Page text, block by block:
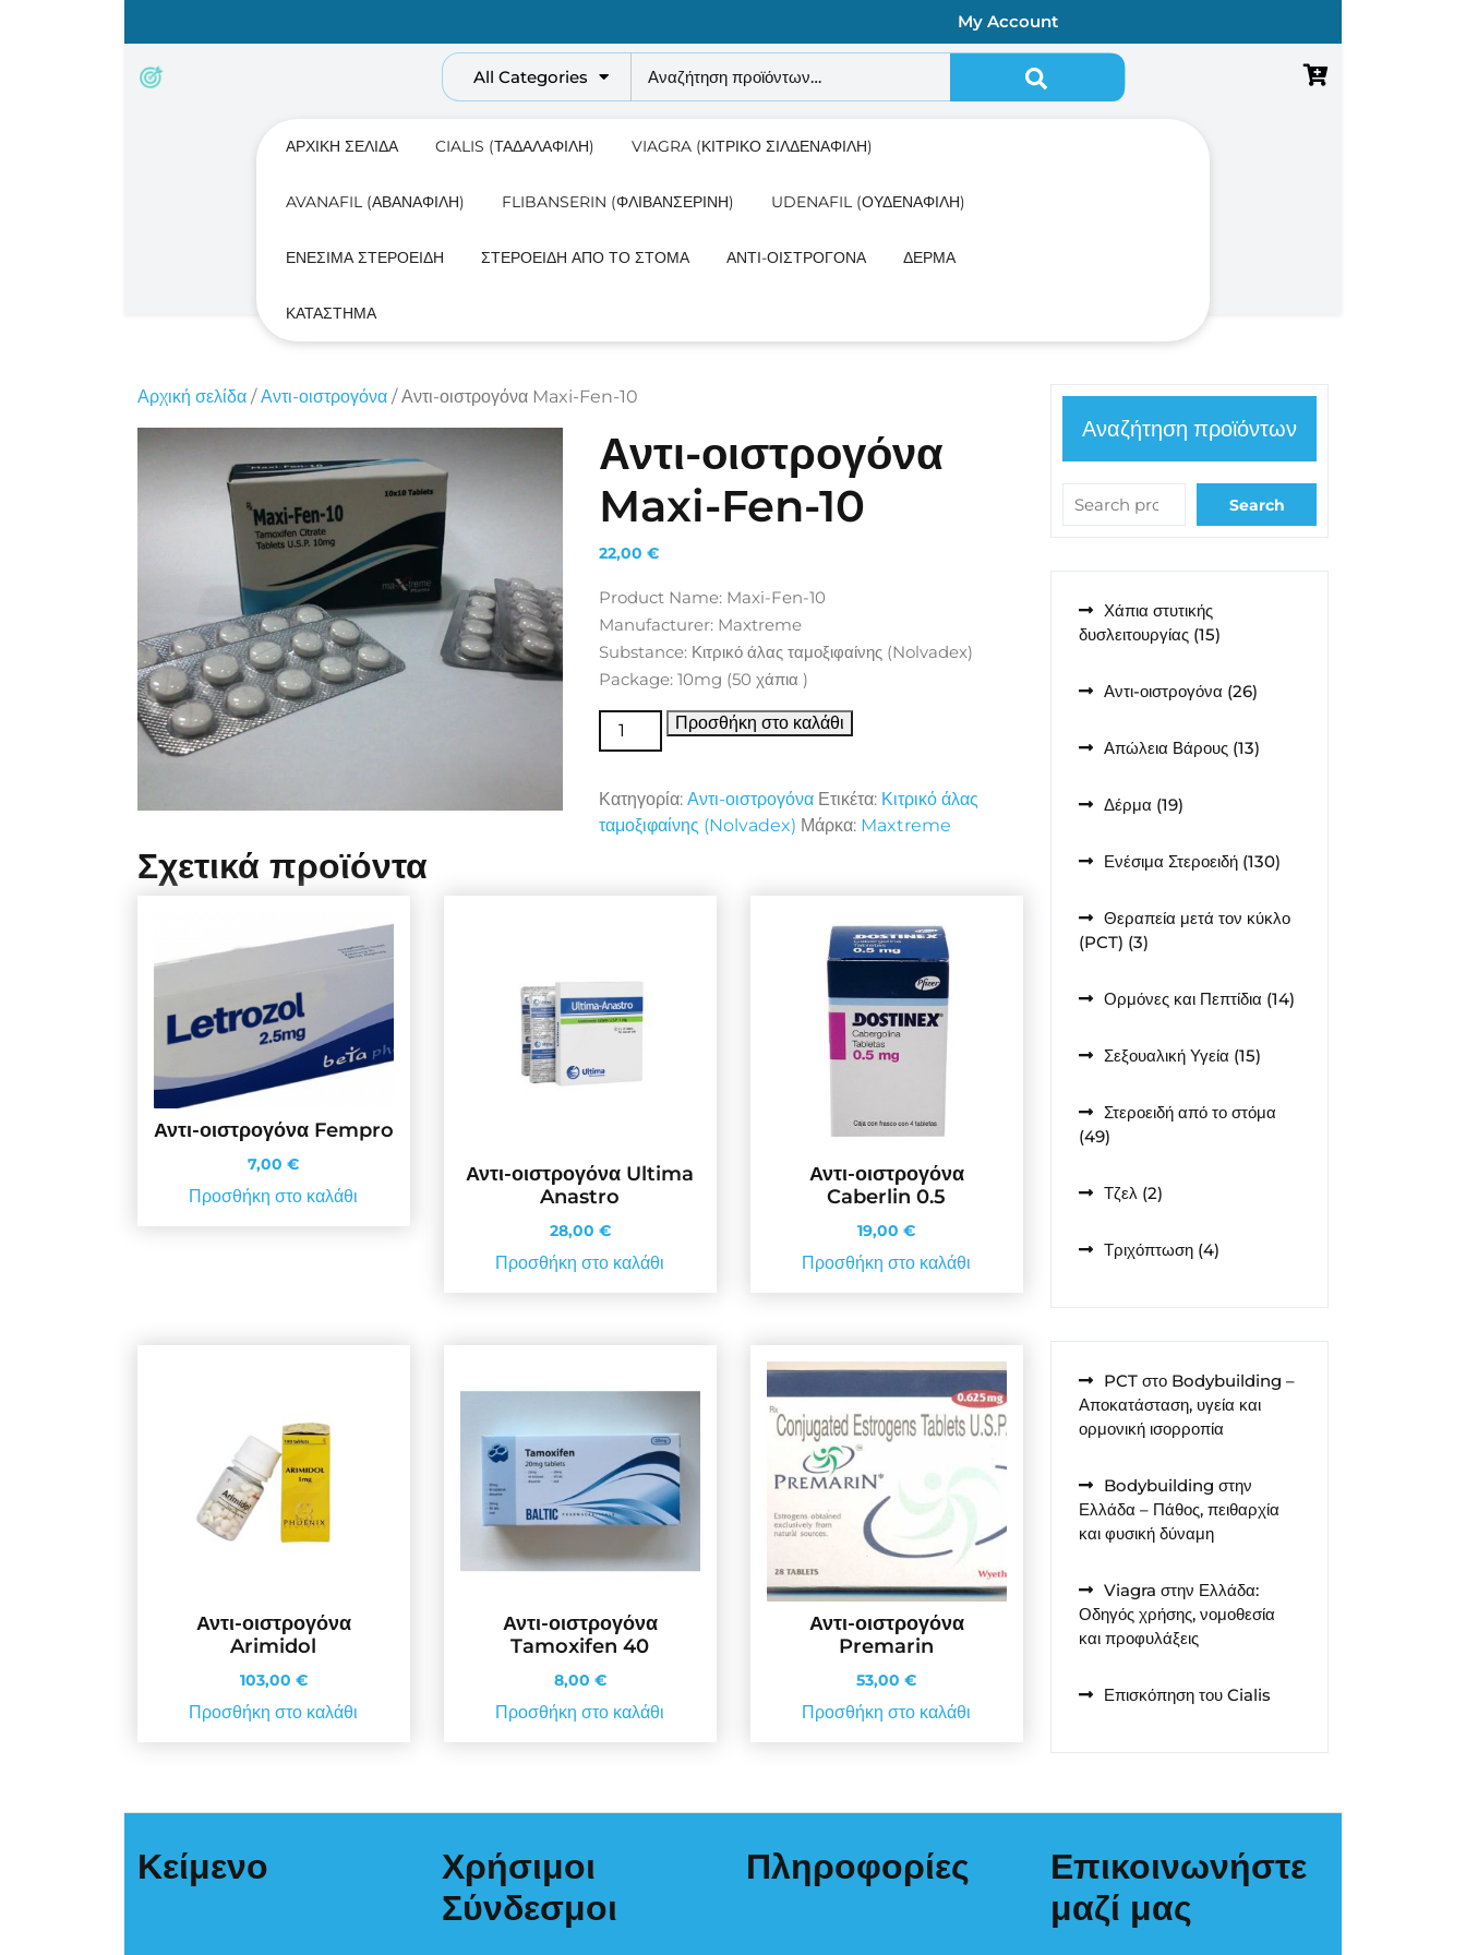
content
My Account
All Categories
Αναζήτηση για:
ΑΡΧΙΚΉ ΣΕΛΊΔΑ CIALIS (ΤΑΔΑΛΑΦΊΛΗ) VIAGRA (ΚΙΤΡΙΚΌ ΣΙΛΔΕΝΑΦΊΛΗ)
AVANAFIL (ΑΒΑΝΑΦΊΛΗ) FLIBANSERIN (ΦΛΙΒΑΝΣΕΡΊΝΗ) UDENAFIL (ΟΥΔΕΝΑΦΊΛΗ)
ΕΝΈΣΙΜΑ ΣΤΕΡΟΕΙΔΉ ΣΤΕΡΟΕΙΔΉ ΑΠΌ ΤΟ ΣΤΌΜΑ ΑΝΤΙ-ΟΙΣΤΡΟΓΌΝΑ ΔΈΡΜΑ
ΚΑΤΆΣΤΗΜΑ
Αρχική σελίδα /Αντι-οιστρογόνα / Αντι-οιστρογόνα Maxi-Fen-10
Αντι-οιστρογόνα
Maxi-Fen-10
22,00 €
Product Name: Maxi-Fen-10
Manufacturer: Maxtreme
Substance: Κιτρικό άλας ταμοξιφαίνης (Nolvadex)
Package: 10mg (50 χάπια )
Αντι-οιστρογόνα Maxi-Fen-10 ποσότητα
Προσθήκη στο καλάθι
Κατηγορία: Αντι-οιστρογόνα Ετικέτα: Κιτρικό άλας
ταμοξιφαίνης (Nolvadex) Μάρκα: Maxtreme
Σχετικά προϊόντα
Αντι-οιστρογόνα Fempro
7,00€
Προσθήκη στο καλάθι
Αντι-οιστρογόνα Ultima
Anastro
28,00 €
Προσθήκη στο καλάθι
Αντι-οιστρογόνα
Caberlin 0.5
19,00€
Προσθήκη στο καλάθι
Αντι-οιστρογόνα
Arimidol
103,00 €
Προσθήκη στο καλάθι
Αντι-οιστρογόνα
Tamoxifen 40
8,00 €
Προσθήκη στο καλάθι
Αντι-οιστρογόνα
Premarin
53,00€
Προσθήκη στο καλάθι
Αναζήτηση προϊόντων
Search
Χάπια στυτικής
δυσλειτουργίας 1515
Αντι-οιστρογόνα 2626
Απώλεια Βάρους 1313
Δέρμα 1919
Ενέσιμα Στεροειδή 130130
Θεραπεία μετά τον κύκλο
(PCT) 33
Ορμόνες και Πεπτίδια 1414
Σεξουαλική Υγεία 1515
Στεροειδή από το στόμα
4949
Τζελ 22
Τριχόπτωση 44
PCT στο Bodybuilding –
Αποκατάσταση, υγεία και
ορμονική ισορροπία
Bodybuilding στην
Ελλάδα – Πάθος, πειθαρχία
και φυσική δύναμη
Viagra στην Ελλάδα:
Οδηγός χρήσης, νομοθεσία
και προφυλάξεις
Επισκόπηση του Cialis
Κείμενο
Χρήσιμοι
Σύνδεσμοι
Πληροφορίες
Επικοινωνήστε
μαζί μας